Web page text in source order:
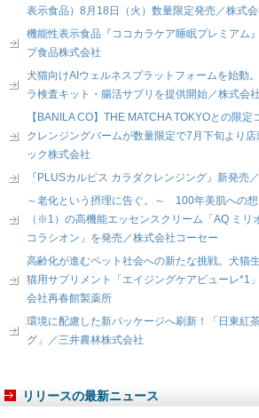
表示食品）8月18日（火）数量限定発売／株式
機能性表示食品『ココカラケア睡眠プレミアム
プ食品株式会社
犬猫向けAIウェルネスプラットフォームを始動
ラ検査キット・腸活サプリを提供開始／株式会
【BANILA CO】THE MATCHA TOKYOとの限
クレンジングバームが数量限定で7月下旬より
ック株式会社
『PLUSカルピス カラダクレンジング』新発売
～老化という摂理に告ぐ。～ 100年美肌への
（※1）の高機能エッセンスクリーム「AQ ミ
コラシオン」を発売／株式会社コーセー
高齢化が進むペット社会への新たな挑戦。犬猫
猫用サプリメント「エイジングケアピューレ*1
会社再春館製薬所
環境に配慮した新パッケージへ刷新！「日東紅
グ」／三井農林株式会社
リリースの最新ニュース